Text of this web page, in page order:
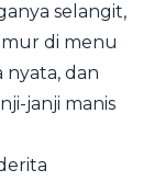
selangit,
di menu
nyata, dan
janji manis